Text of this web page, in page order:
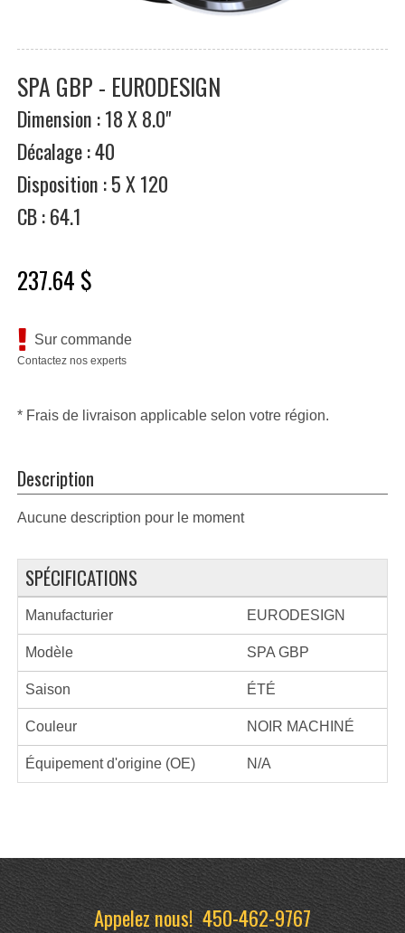
SPA GBP - EURODESIGN
Dimension : 18 X 8.0"
Décalage : 40
Disposition : 5 X 120
CB : 64.1
237.64 $
Sur commande
Contactez nos experts
* Frais de livraison applicable selon votre région.
Description
Aucune description pour le moment
SPÉCIFICATIONS
Manufacturier EURODESIGN
Modèle SPA GBP
Saison ÉTÉ
Couleur NOIR MACHINÉ
Équipement d'origine (OE) N/A
Appelez nous!450-462-9767